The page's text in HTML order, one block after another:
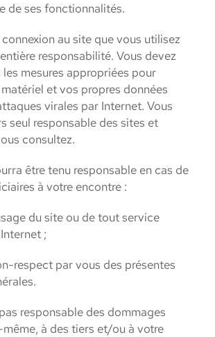
de ses fonctionnalités.
au site que vous utilisez
responsabilité. Vous devez
mesures appropriées pour
et vos propres données
virales par Internet. Vous
seul responsable des sites et
consultez.
être tenu responsable en cas de
à votre encontre :
du site ou de tout service
;
respect par vous des présentes
pas responsable des dommages
à des tiers et/ou à votre